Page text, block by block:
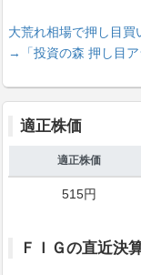
大荒れ相場で押し目買
→「投資の森 押し目ア
適正株価
適正株価
515円
ＦＩＧの直近決